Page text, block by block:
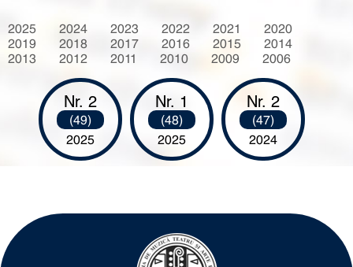
2025 2024 2023 2022 2021
2020
2019
2018 2017 2016 2015
2014
2013
2012 2011 2010 2009 2006
Nr. 2
(49)
2025
Nr. 1
(48)
2025
Nr. 2
(47)
2024